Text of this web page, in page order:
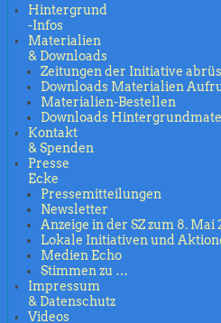
Hintergrund
-Infos
Materialien
& Downloads
Zeitungen der Initiative
Downloads Materialien
Materialien-Bestellen
Downloads
Kontakt
& Spenden
Presse
Ecke
Pressemitteilungen
Newsletter
Anzeige in der SZ zum 8. Mai
Lokale Initiativen und
Medien Echo
Stimmen zu …
Impressum
& Datenschutz
Videos